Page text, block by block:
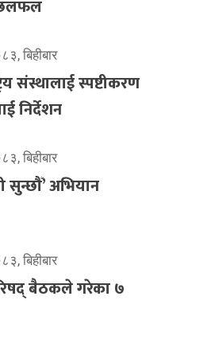
बिहीबार
संस्थालाई स्पष्टीकरण
निर्देशन
बिहीबार
सुन्छौँ’ अभियान
बिहीबार
बैठकले गरेका ७